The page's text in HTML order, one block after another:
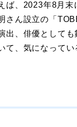
ば、2023年8月
さん設立の「
出、俳優として
て、気になって